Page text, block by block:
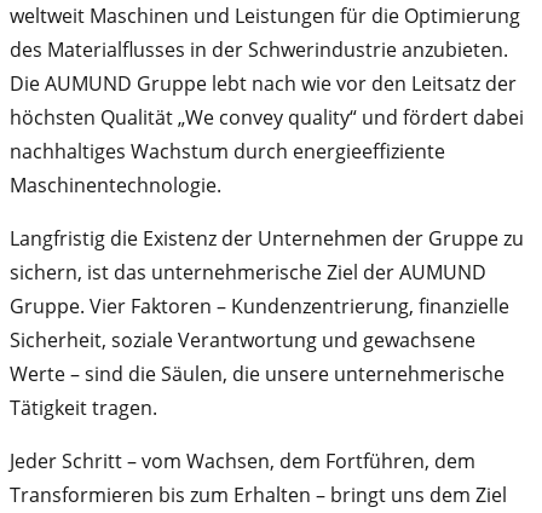
weltweit Maschinen und Leistungen für die Optimierung
des Materialflusses in der Schwerindustrie anzubieten.
Die AUMUND Gruppe lebt nach wie vor den Leitsatz der
höchsten Qualität „We convey quality“ und fördert dabei
nachhaltiges Wachstum durch energieeffiziente
Maschinentechnologie.
Langfristig die Existenz der Unternehmen der Gruppe zu
sichern, ist das unternehmerische Ziel der AUMUND
Gruppe. Vier Faktoren – Kundenzentrierung, finanzielle
Sicherheit, soziale Verantwortung und gewachsene
Werte – sind die Säulen, die unsere unternehmerische
Tätigkeit tragen.
Jeder Schritt – vom Wachsen, dem Fortführen, dem
Transformieren bis zum Erhalten – bringt uns dem Ziel